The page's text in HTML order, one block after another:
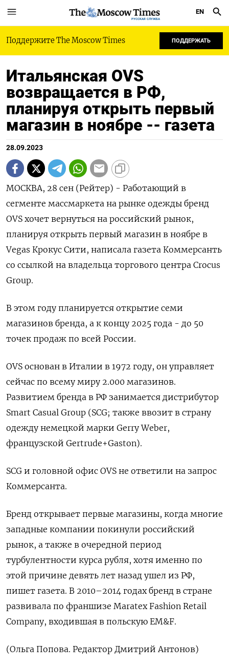
РУССКАЯ СЛУЖБА
EN
Поддержите The Moscow Times ПОДДЕРЖАТЬ
Итальянская OVS
возвращается в РФ,
планируя открыть первый
магазин в ноябре -- газета
28.09.2023
МОСКВА, 28 сен (Рейтер) - Работающий в
сегменте массмаркета на рынке одежды бренд
OVS хочет вернуться на российский рынок,
планируя открыть первый магазин в ноябре в
Vegas Крокус Сити, написала газета Коммерсанть
со ссылкой на владельца торгового центра Crocus
Group.
В этом году планируется открытие семи
магазинов бренда, а к концу 2025 года - до 50
точек продаж по всей России.
OVS основан в Италии в 1972 году, он управляет
сейчас по всему миру 2.000 магазинов.
Развитием бренда в РФ занимается дистрибутор
Smart Casual Group (SCG; также ввозит в страну
одежду немецкой марки Gerry Weber,
французской Gertrude+Gaston).
SCG и головной офис OVS не ответили на запрос
Коммерсанта.
Бренд открывает первые магазины, когда многие
западные компании покинули российский
рынок, а также в очередной период
турбулентности курса рубля, хотя именно по
этой причине девять лет назад ушел из РФ,
пишет газета. В 2010–2014 годах бренд в стране
развивала по франшизе Maratex Fashion Retail
Company, входившая в польскую EM&F.
(Ольга Попова. Редактор Дмитрий Антонов)